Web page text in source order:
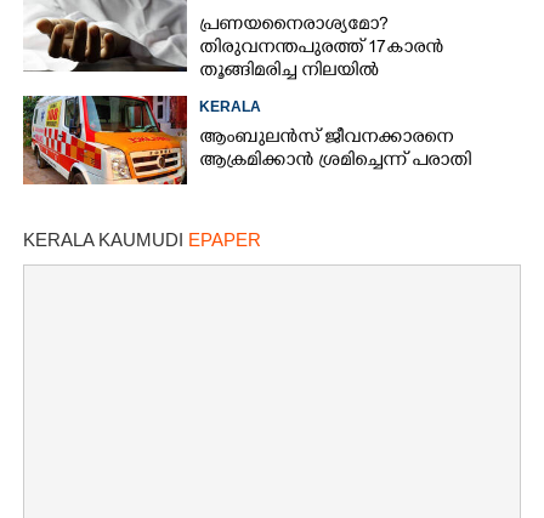
പ്രണയനെെരാശ്യമോ?
തിരുവനന്തപുരത്ത് 17കാരൻ
തൂങ്ങിമരിച്ച നിലയിൽ
KERALA
ആംബുലൻസ് ജീവനക്കാരനെ
ആക്രമിക്കാൻ ശ്രമിച്ചെന്ന് പരാതി
KERALA KAUMUDI EPAPER